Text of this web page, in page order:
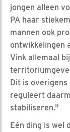
jongen alleen
PA haar
mannen ook
ontwikkelingen
Vink allemaal
Dit is
reguleert
stabiliseren."
Eén ding is wel